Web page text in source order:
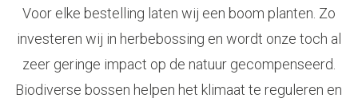
Voor elke bestelling laten wij een boom planten. Zo
investeren wij in herbebossing en wordt onze toch al
zeer geringe impact op de natuur gecompenseerd.
Biodiverse bossen helpen het klimaat te reguleren en